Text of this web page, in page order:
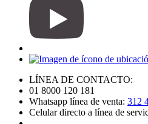
LÍNEA DE CONTACTO:
01 8000 120 181
Whatsapp línea de venta: 312
Celular directo a línea de